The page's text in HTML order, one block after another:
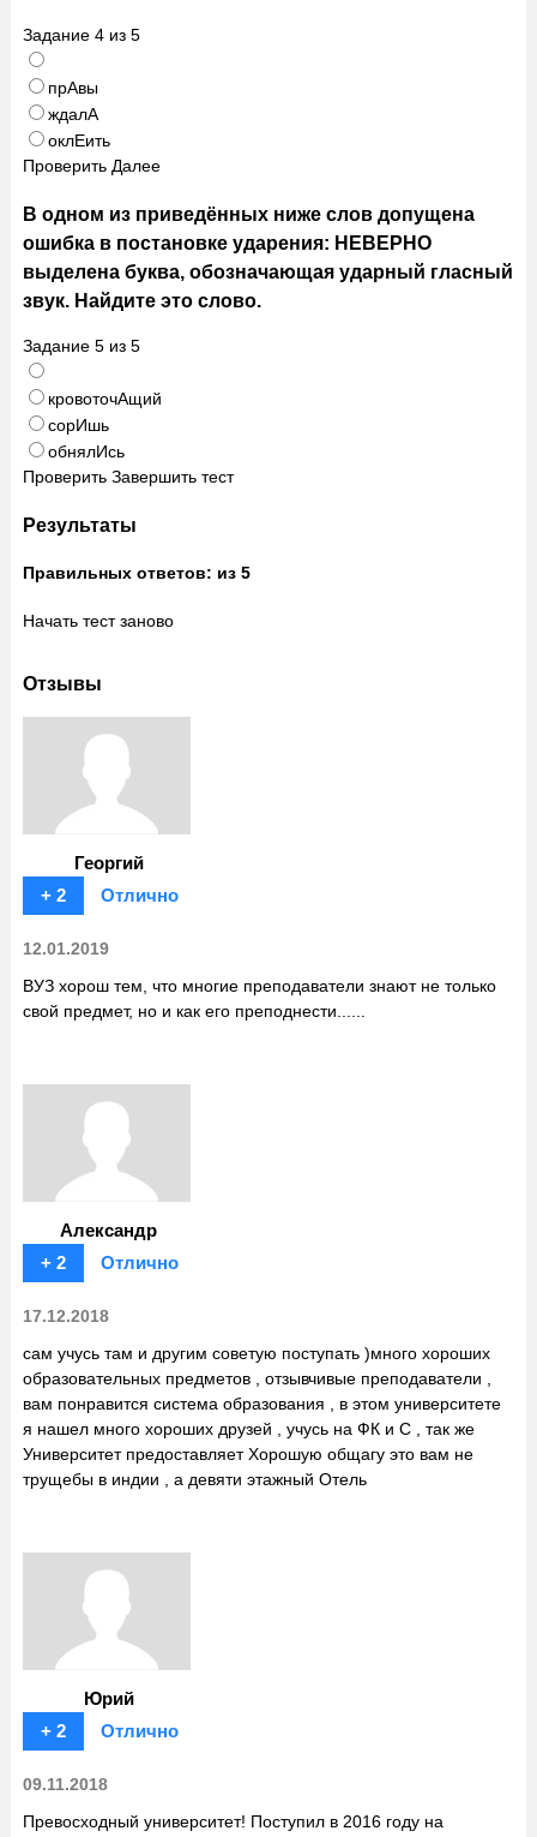
Задание 4из 5
прАвы
ждалА
оклЕить
Проверить Далее
В одном из приведённых ниже слов допущена
ошибка в постановке ударения: НЕВЕРНО
выделена буква, обозначающая ударный гласный
звук. Найдите это слово.
Задание 5из 5
кровоточАщий
сорИшь
обнялИсь
Проверить Завершить тест
Результаты
Правильных ответов: из 5
Начать тест заново
Отзывы
Георгий
+ 2
Отлично
12.01.2019
ВУЗ хорош тем, что многие преподаватели знают не только
свой предмет, но и как его преподнести......
Александр
+ 2
Отлично
17.12.2018
сам учусь там и другим советую поступать )много хороших
образовательных предметов , отзывчивые преподаватели ,
вам понравится система образования , в этом университете
я нашел много хороших друзей , учусь на ФК и С , так же
Университет предоставляет Хорошую общагу это вам не
трущебы в индии , а девяти этажный Отель
Юрий
+ 2
Отлично
09.11.2018
Превосходный университет! Поступил в 2016 году на